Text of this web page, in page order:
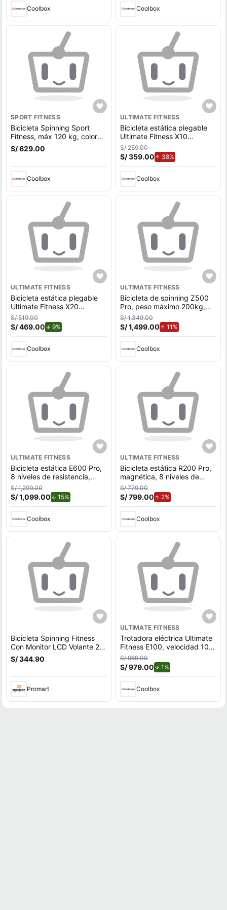
Coolbox Coolbox
SPORT FITNESS
Bicicleta Spinning Sport
Fitness, máx 120 kg, color
negro
S/ 629.00
Coolbox
ULTIMATE FITNESS
Bicicleta estática plegable
Ultimate Fitness X10
resistencia por fricción, máx.
100kg, negro
S/ 259.00
S/ 359.00 38%de aumento.
Coolbox
ULTIMATE FITNESS
Bicicleta estática plegable
Ultimate Fitness X20
resistencia por fricción, máx.
100kg, negro
S/ 519.00
S/ 469.00 9%
Coolbox
ULTIMATE FITNESS
Bicicleta de spinning Z500
Pro, peso máximo 200kg,
pedal antideslizante, negro
S/ 1,349.00
S/ 1,499.00 11%de aumento.
Coolbox
ULTIMATE FITNESS
Bicicleta estática E600 Pro,
8 niveles de resistencia,
frenos magnéticos, negro
S/ 1,299.00
S/ 1,099.00 15%
Coolbox
ULTIMATE FITNESS
Bicicleta estática R200 Pro,
magnética, 8 niveles de
resistencia, frenos
magnéticos, negro
S/ 779.00
S/ 799.00 2%de aumento.
Coolbox
Bicicleta Spinning Fitness
Con Monitor LCD Volante 2
kg K102
S/ 344.90
Promart
ULTIMATE FITNESS
Trotadora eléctrica Ultimate
Fitness E100, velocidad 10
km/h, peso máximo 100 kg,
negro
S/ 989.00
S/ 979.00 1%de descuento.
Coolbox